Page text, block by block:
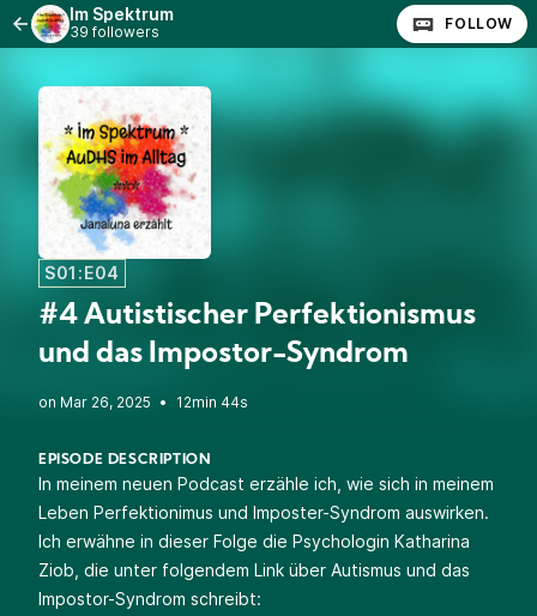
Im Spektrum
39 followers FOLLOW
S01:E04
#4 Autistischer Perfektionismus
und das Impostor-Syndrom
• 12min 44s
EPISODE DESCRIPTION
In meinem neuen Podcast erzähle ich, wie sich in meinem
Leben Perfektionimus und Imposter-Syndrom auswirken.
Ich erwähne in dieser Folge die Psychologin Katharina
Ziob, die unter folgendem Link über Autismus und das
Impostor-Syndrom schreibt: